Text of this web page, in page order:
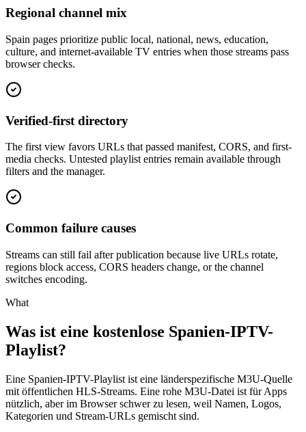
Regional channel mix
Spain pages prioritize public local, national, news, education,
culture, and internet-available TV entries when those streams pass
browser checks.
Verified-first directory
The first view favors URLs that passed manifest, CORS, and first-
media checks. Untested playlist entries remain available through
filters and the manager.
Common failure causes
Streams can still fail after publication because live URLs rotate,
regions block access, CORS headers change, or the channel
switches encoding.
What
Was ist eine kostenlose Spanien-IPTV-
Playlist?
Eine Spanien-IPTV-Playlist ist eine länderspezifische M3U-Quelle
mit öffentlichen HLS-Streams. Eine rohe M3U-Datei ist für Apps
nützlich, aber im Browser schwer zu lesen, weil Namen, Logos,
Kategorien und Stream-URLs gemischt sind.